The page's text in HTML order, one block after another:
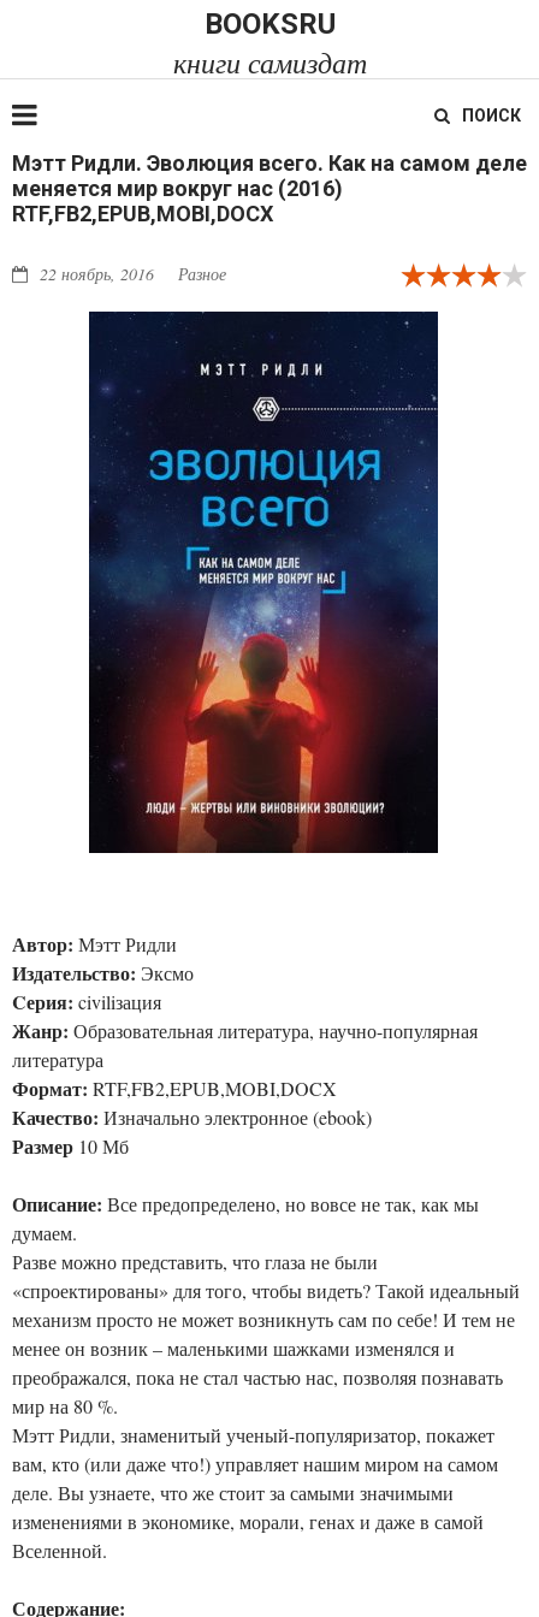
BOOKSRU
книги самиздат
ПОИСК
Мэтт Ридли. Эволюция всего. Как на самом деле
меняется мир вокруг нас (2016)
RTF,FB2,EPUB,MOBI,DOCX
22 ноябрь, 2016 Разное
Автор: Мэтт Ридли
Издательство: Эксмо
Cерия: civiliзация
Жанр: Образовательная литература, научно-популярная
литература
Формат: RTF,FB2,EPUB,MOBI,DOCX
Качество: Изначально электронное (ebook)
Размер 10 Мб
Описание: Все предопределено, но вовсе не так, как мы
думаем.
Разве можно представить, что глаза не были
«спроектированы» для того, чтобы видеть? Такой идеальный
механизм просто не может возникнуть сам по себе! И тем не
менее он возник – маленькими шажками изменялся и
преображался, пока не стал частью нас, позволяя познавать
мир на 80 %.
Мэтт Ридли, знаменитый ученый-популяризатор, покажет
вам, кто (или даже что!) управляет нашим миром на самом
деле. Вы узнаете, что же стоит за самыми значимыми
изменениями в экономике, морали, генах и даже в самой
Вселенной.
Содержание: